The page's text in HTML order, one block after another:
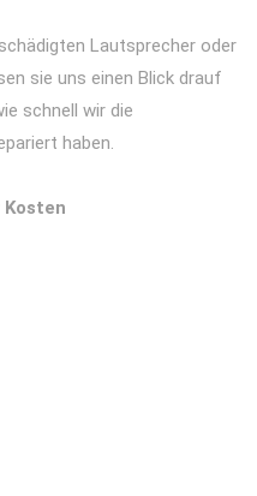
Lautsprecher oder
sie uns einen Blick drauf
schnell wir die
haben.